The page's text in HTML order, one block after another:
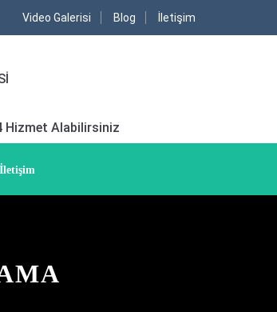
Video Galerisi Blog İletişim
Hizmet Alabilirsiniz
İletişim